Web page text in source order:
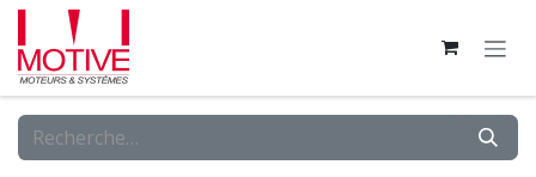
Se rendre au contenu